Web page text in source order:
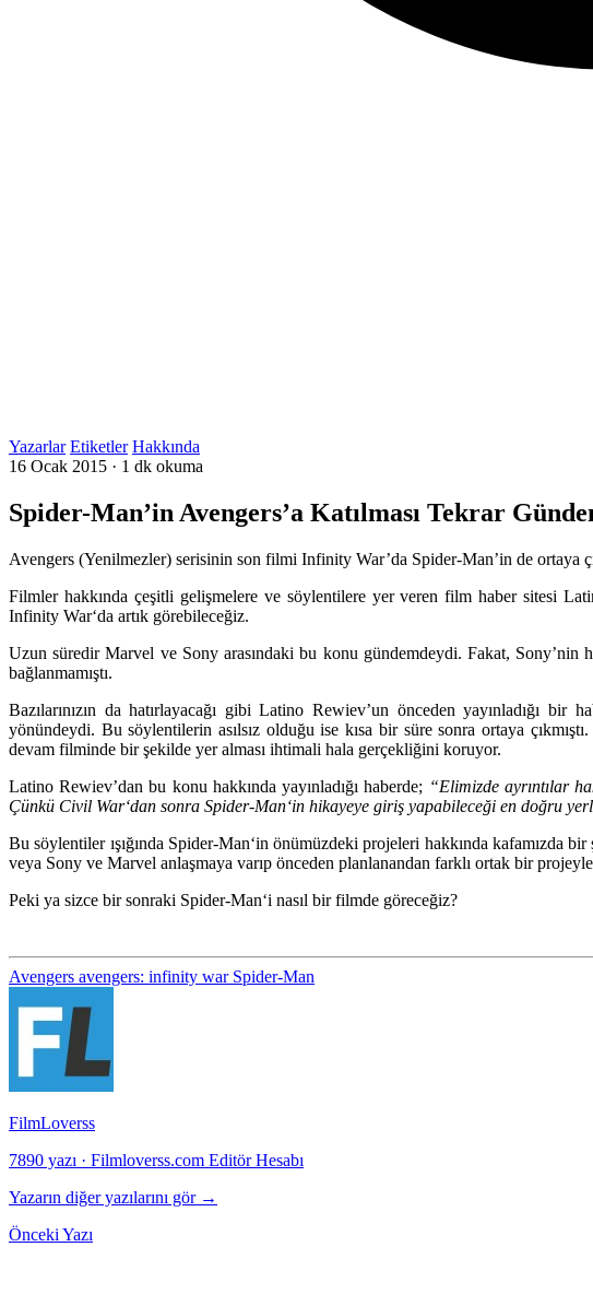
Yazarlar Etiketler Hakkında
16 Ocak 2015 · 1 dk okuma
Spider-Man’in Avengers’a Katılması Tekrar
Avengers (Yenilmezler) serisinin son filmi Infinity War’da Spider-Man’in de ortaya
Filmler hakkında çeşitli gelişmelere ve söylentilere yer veren film haber sitesi
Infinity War‘da artık görebileceğiz.
Uzun süredir Marvel ve Sony arasındaki bu konu gündemdeydi. Fakat, Sony’nin
bağlanmamıştı.
Bazılarınızın da hatırlayacağı gibi Latino Rewiev’un önceden yayınladığı bir
yönündeydi. Bu söylentilerin asılsız olduğu ise kısa bir süre sonra ortaya
devam filminde bir şekilde yer alması ihtimali hala gerçekliğini koruyor.
Latino Rewiev’dan bu konu hakkında yayınladığı haberde; “Elimizde ayrıntılar
Çünkü Civil War‘dan sonra Spider-Man‘in hikayeye giriş yapabileceği en doğru
Bu söylentiler ışığında Spider-Man‘in önümüzdeki projeleri hakkında kafamızda
veya Sony ve Marvel anlaşmaya varıp önceden planlanandan farklı ortak bir projeyle
Peki ya sizce bir sonraki Spider-Man‘i nasıl bir filmde göreceğiz?
Avengers avengers: infinity war Spider-Man
FilmLoverss
7890 yazı · Filmloverss.com Editör Hesabı
Yazarın diğer yazılarını gör →
Önceki Yazı